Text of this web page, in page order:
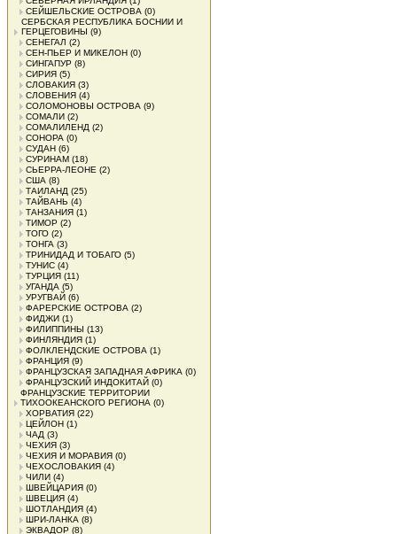
СЕЙШЕЛЬСКИЕ ОСТРОВА (0)
СЕРБСКАЯ РЕСПУБЛИКА БОСНИИ И
ГЕРЦЕГОВИНЫ (9)
СЕНЕГАЛ (2)
СЕН-ПЬЕР И МИКЕЛОН (0)
СИНГАПУР (8)
СИРИЯ (5)
СЛОВАКИЯ (3)
СЛОВЕНИЯ (4)
СОЛОМОНОВЫ ОСТРОВА (9)
СОМАЛИ (2)
СОМАЛИЛЕНД (2)
СОНОРА (0)
СУДАН (6)
СУРИНАМ (18)
СЬЕРРА-ЛЕОНЕ (2)
США (8)
ТАИЛАНД (25)
ТАЙВАНЬ (4)
ТАНЗАНИЯ (1)
ТИМОР (2)
ТОГО (2)
ТОНГА (3)
ТРИНИДАД И ТОБАГО (5)
ТУНИС (4)
ТУРЦИЯ (11)
УГАНДА (5)
УРУГВАЙ (6)
ФАРЕРСКИЕ ОСТРОВА (2)
ФИДЖИ (1)
ФИЛИППИНЫ (13)
ФИНЛЯНДИЯ (1)
ФОЛКЛЕНДСКИЕ ОСТРОВА (1)
ФРАНЦИЯ (9)
ФРАНЦУЗСКАЯ ЗАПАДНАЯ АФРИКА (0)
ФРАНЦУЗСКИЙ ИНДОКИТАЙ (0)
ФРАНЦУЗСКИЕ ТЕРРИТОРИИ
ТИХООКЕАНСКОГО РЕГИОНА (0)
ХОРВАТИЯ (22)
ЦЕЙЛОН (1)
ЧАД (3)
ЧЕХИЯ (3)
ЧЕХИЯ И МОРАВИЯ (0)
ЧЕХОСЛОВАКИЯ (4)
ЧИЛИ (4)
ШВЕЙЦАРИЯ (0)
ШВЕЦИЯ (4)
ШОТЛАНДИЯ (4)
ШРИ-ЛАНКА (8)
ЭКВАДОР (8)